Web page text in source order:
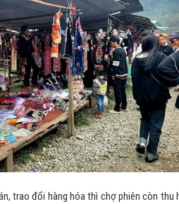
trao đổi hàng hóa thì chợ phiên còn thu